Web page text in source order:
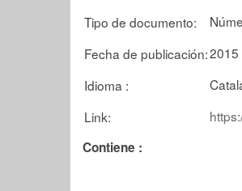
Tipo de documento:
Fecha de publicación:2015
Idioma :
Link:
Contiene :